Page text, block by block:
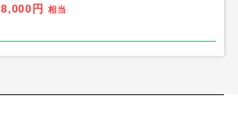
8,000円
相当